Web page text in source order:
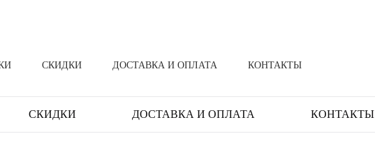
СКИДКИ ДОСТАВКА И ОПЛАТА КОНТАКТЫ
СКИДКИ ДОСТАВКА И ОПЛАТА КОНТАКТЫ